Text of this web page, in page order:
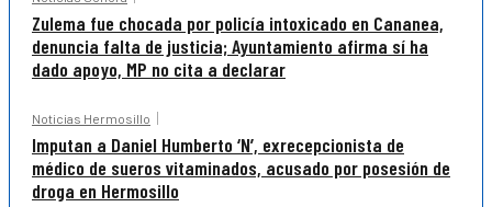
Zulema fue chocada por policía intoxicado en Cananea,
denuncia falta de justicia; Ayuntamiento afirma sí ha
dado apoyo, MP no cita a declarar
Noticias Hermosillo
Imputan a Daniel Humberto ‘N’, exrecepcionista de
médico de sueros vitaminados, acusado por posesión de
droga en Hermosillo